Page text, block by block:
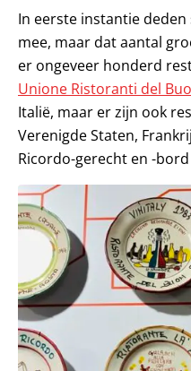
In eerste instantie
mee, maar dat aantal
er ongeveer honderd
Unione Ristoranti del
Italië, maar er zijn ook
Verenigde Staten,
Ricordo-gerecht en -